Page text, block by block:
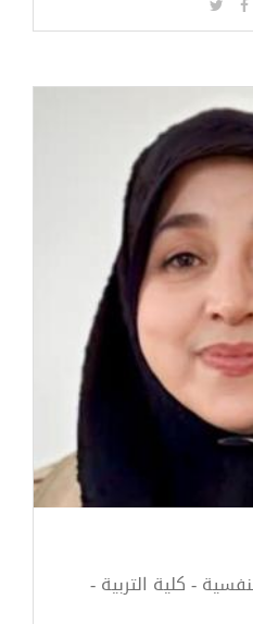
- كلية التربية -